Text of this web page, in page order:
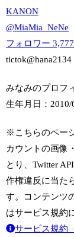
KANON
@MiaMia_NeNe
フォロワー3,777
tictok@hana2134
みなみのプロフ
生年月日：
※こちらのペー
カウントの画像
とり、Twitter
作権違反に当た
す。コンテンツ
はサービス規約
サービス規約